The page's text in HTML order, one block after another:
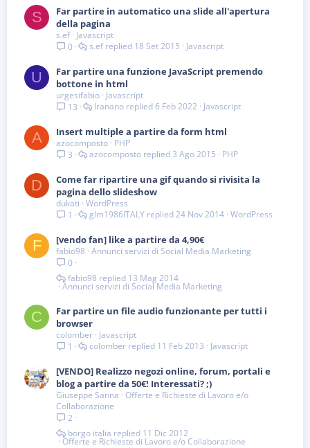
S
Far partire in automatico una slide all'apertura
della pagina
s.ef Javascript
0
Javascript
18 Set 2015
s.ef
U
Far partire una funzione JavaScript premendo
bottone in html
urgesifabio Javascript
13
Javascript
6 Feb 2022
Iranano
A Insert multiple a partire da form html
azocomposto PHP
3
PHP
3 Ago 2015
azocomposto
D
Come far ripartire una gif quando si rivisita la
pagina dello slideshow
dukati WordPress
1
WordPress
24 Nov 2014
glm1986ITALY
F [vendo fan] like a partire da 4,90€
fabio98 Annunci servizi di Social Media Marketing
0
Annunci servizi di Social Media Marketing
13 Mag 2014
fabio98
C
Far partire un file audio funzionante per tutti i
browser
colomber Javascript
1
Javascript
11 Feb 2013
colomber
[VENDO] Realizzo negozi online, forum, portali e
blog a partire da 50€! Interessati? ;)
Giuseppe Sanna
Offerte e Richieste di Lavoro e/o
Collaborazione
2
Offerte e Richieste di Lavoro e/o Collaborazione
11 Dic 2012
borgo italia